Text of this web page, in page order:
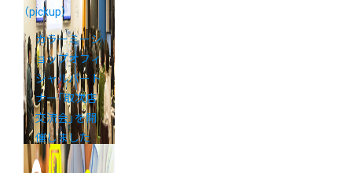
（pickup）
カラーミーシ
ョップオフィ
シャルパート
ナー「取次店
交流会」を開
催しました